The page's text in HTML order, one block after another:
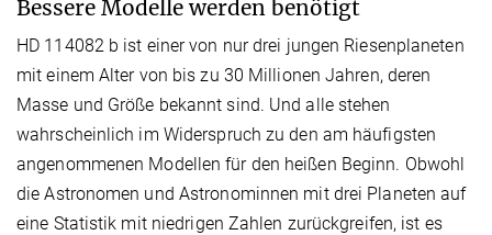
Bessere Modelle werden benötigt
HD 114082 b ist einer von nur drei jungen Riesenplaneten
mit einem Alter von bis zu 30 Millionen Jahren, deren
Masse und Größe bekannt sind. Und alle stehen
wahrscheinlich im Widerspruch zu den am häufigsten
angenommenen Modellen für den heißen Beginn. Obwohl
die Astronomen und Astronominnen mit drei Planeten auf
eine Statistik mit niedrigen Zahlen zurückgreifen, ist es